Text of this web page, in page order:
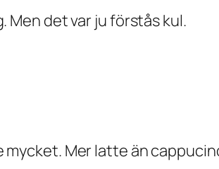
det var ju förstås kul.
Mer latte än